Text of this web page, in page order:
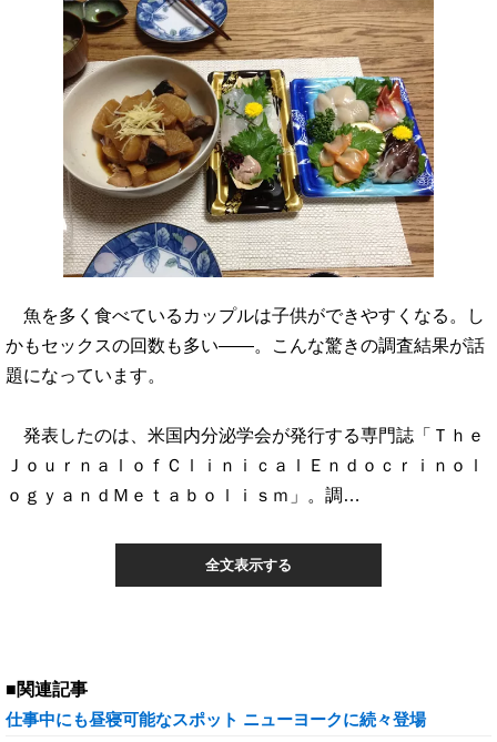
魚を多く食べているカップルは子供ができやすくなる。し
かもセックスの回数も多い――。こんな驚きの調査結果が話
題になっています。
発表したのは、米国内分泌学会が発行する専門誌「Ｔｈｅ
ＪｏｕｒｎａｌｏｆＣｌｉｎｉｃａｌＥｎｄｏｃｒｉｎｏｌ
ｏｇｙａｎｄＭｅｔａｂｏｌｉｓｍ」。調…
全文表示する
■関連記事
仕事中にも昼寝可能なスポット ニューヨークに続々登場